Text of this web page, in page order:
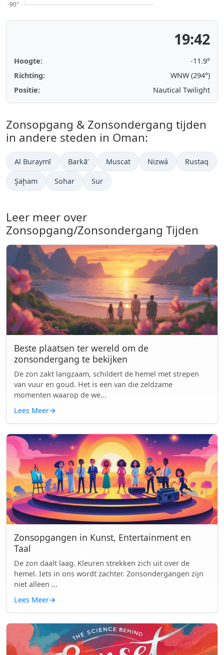
19:42
Hoogte:
-11.9°
Richting:
WNW (294°)
Positie:
Nautical Twilight
Zonsopgang & Zonsondergang tijden
in andere steden in Oman:
Al Buraymī Barkā’ Muscat Nizwá Rustaq
Şaḩam Sohar Sur
Leer meer over
Zonsopgang/Zonsondergang Tijden
Beste plaatsen ter wereld om de
zonsondergang te bekijken
De zon zakt langzaam, schildert de hemel met strepen
van vuur en goud. Het is een van die zeldzame
momenten waarop de we...
Lees Meer→
Zonsopgangen in Kunst, Entertainment en
Taal
De zon daalt laag. Kleuren strekken zich uit over de
hemel. Iets in ons wordt zachter. Zonsondergangen zijn
niet alleen ...
Lees Meer→